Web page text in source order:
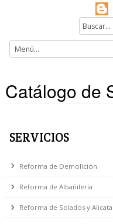
Catálogo
Reforma de Demolición
Reforma de Albañilería